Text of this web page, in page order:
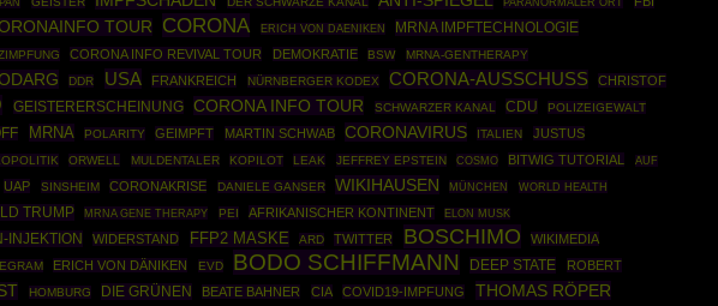
PARANORMALER ORT
TOUR CORONA ERICH VON DAENIKEN MRNA IMPFTECHNOLOGIE
CORONA INFO REVIVAL TOUR DEMOKRATIE BSW
MRNA-GENTHERAPY
DDR USA FRANKREICH NÜRNBERGER KODEX CORONA-AUSSCHUSS
CHRISTOF
GEISTERERSCHEINUNG CORONA INFO TOUR SCHWARZER KANAL CDU POLIZEIGEWALT
MRNA POLARITY GEIMPFT MARTIN SCHWAB CORONAVIRUS ITALIEN
JUSTUS
ORWELL MULDENTALER KOPILOT LEAK JEFFREY EPSTEIN COSMO BITWIG TUTORIAL AUF
UAP SINSHEIM CORONAKRISE DANIELE GANSER WIKIHAUSEN MÜNCHEN
WORLD HEALTH
TRUMP MRNA GENE THERAPY PEI AFRIKANISCHER KONTINENT ELON MUSK
INJEKTION WIDERSTAND FFP2 MASKE ARD TWITTER BOSCHIMO WIKIMEDIA
ERICH VON DÄNIKEN EVD BODO SCHIFFMANN DEEP STATE
ROBERT
HOMBURG DIE GRÜNEN BEATE BAHNER CIA COVID19-IMPFUNG
THOMAS RÖPER